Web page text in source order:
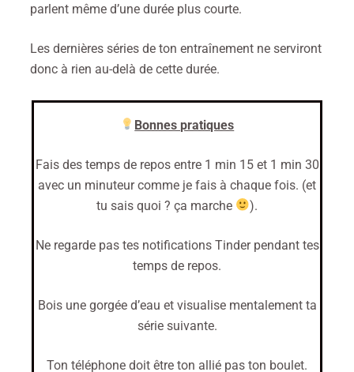
parlent même d’une durée plus courte.
Les dernières séries de ton entraînement ne serviront
donc à rien au-delà de cette durée.
Bonnes pratiques
Fais des temps de repos entre 1 min 15 et 1 min 30
avec un minuteur comme je fais à chaque fois. (et
tu sais quoi ? ça marche
).
Ne regarde pas tes notifications Tinder pendant tes
temps de repos.
Bois une gorgée d’eau et visualise mentalement ta
série suivante.
Ton téléphone doit être ton allié pas ton boulet.